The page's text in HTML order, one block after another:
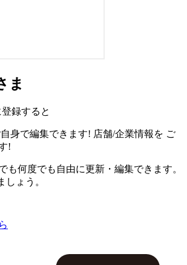
ま
録すると
身で編集できます! 店舗/企業情報を ご
!
も何度でも自由に更新・編集できます。
しょう。